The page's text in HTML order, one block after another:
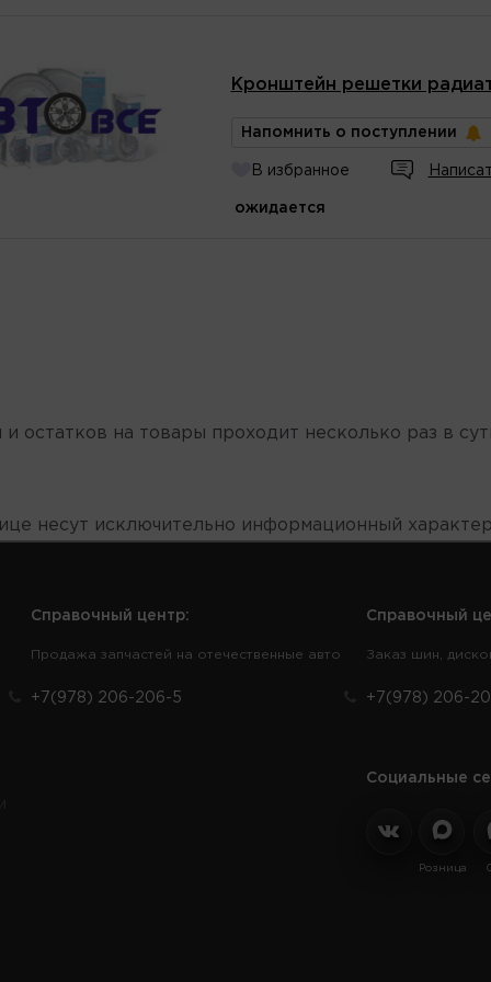
Кронштейн решетки
Напомнить о поступлении
В избранное
ожидается
остатков на товары проходит несколько раз в
несут исключительно информационный
Справочный центр:
Продажа запчастей на отечественные авто
+7(978) 206-206-5
Справочный
Заказ шин,
+7(978) 206-
Социальные
Розница